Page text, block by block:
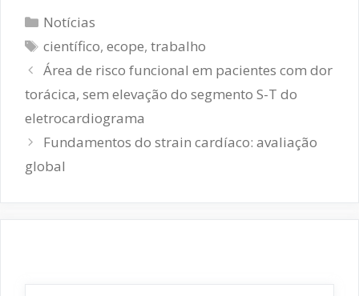
Categorias
Notícias
Tags
científico,ecope,trabalho
Navegação
de
Área de risco funcional em pacientes com dor
torácica, sem elevação do segmento S-T do
eletrocardiograma
Fundamentos do strain cardíaco: avaliação
global